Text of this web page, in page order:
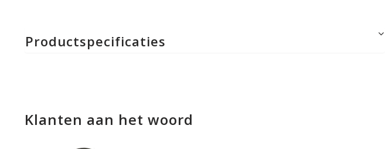
Productspecificaties
Klanten aan het woord